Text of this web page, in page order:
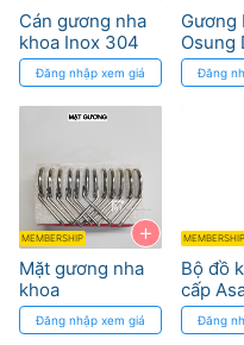
Cán gương nha
khoa Inox 304
Đăng nhập xem giá
+
MEMBERSHIP
Mặt gương nha
khoa
Đăng nhập xem giá
Gương
Osung
Quan
Răng
Đăng
MEMBERSHIP
Bộ đồ
cấp
Đăng